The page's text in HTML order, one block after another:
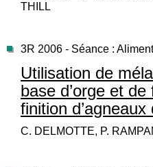
THILL
3R 2006 - Séance :
Utilisation de
base d’orge et
finition d’agneaux
C. DELMOTTE, P.